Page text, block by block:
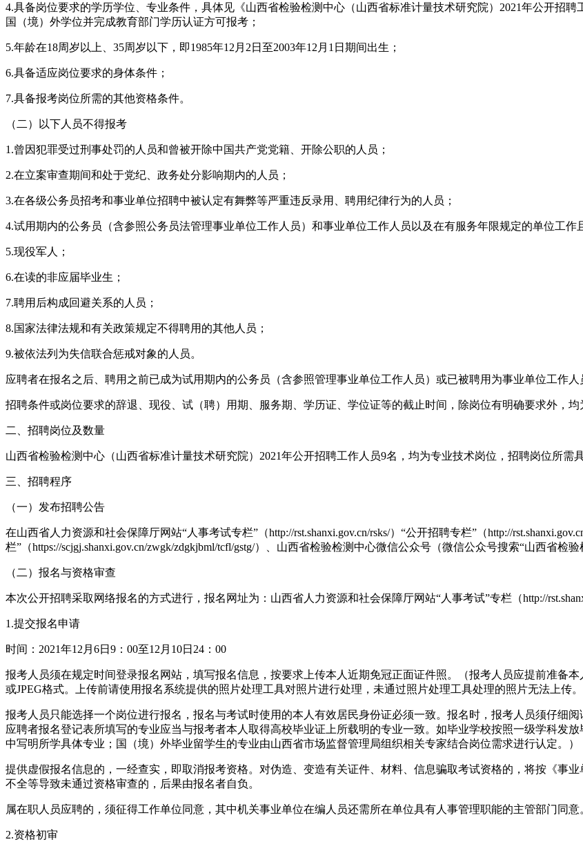
4.具备岗位要求的学历学位、专业条件，具体见《山西省检验检测中心（山西省标准计量技术研究院）2021年公开招
国（境）外学位并完成教育部门学历认证方可报考；
5.年龄在18周岁以上、35周岁以下，即1985年12月2日至2003年12月1日期间出生；
6.具备适应岗位要求的身体条件；
7.具备报考岗位所需的其他资格条件。
（二）以下人员不得报考
1.曾因犯罪受过刑事处罚的人员和曾被开除中国共产党党籍、开除公职的人员；
2.在立案审查期间和处于党纪、政务处分影响期内的人员；
3.在各级公务员招考和事业单位招聘中被认定有舞弊等严重违反录用、聘用纪律行为的人员；
4.试用期内的公务员（含参照公务员法管理事业单位工作人员）和事业单位工作人员以及在有服务年限规定的单位工作
5.现役军人；
6.在读的非应届毕业生；
7.聘用后构成回避关系的人员；
8.国家法律法规和有关政策规定不得聘用的其他人员；
9.被依法列为失信联合惩戒对象的人员。
应聘者在报名之后、聘用之前已成为试用期内的公务员（含参照管理事业单位工作人员）或已被聘用为事业单位工作人
招聘条件或岗位要求的辞退、现役、试（聘）用期、服务期、学历证、学位证等的截止时间，除岗位有明确要求外，均
二、招聘岗位及数量
山西省检验检测中心（山西省标准计量技术研究院）2021年公开招聘工作人员9名，均为专业技术岗位，招聘岗位所需
三、招聘程序
（一）发布招聘公告
在山西省人力资源和社会保障厅网站“人事考试专栏”（http://rst.shanxi.gov.cn/rsks/）“公开招聘专栏”（http://
栏”（https://scjgj.shanxi.gov.cn/zwgk/zdgkjbml/tcfl/gstg/）、山西省检验检测中心微信公众号（微信公众号搜索“山西省检
（二）报名与资格审查
本次公开招聘采取网络报名的方式进行，报名网址为：山西省人力资源和社会保障厅网站“人事考试”专栏（http://
1.提交报名申请
时间：2021年12月6日9：00至12月10日24：00
报考人员须在规定时间登录报名网站，填写报名信息，按要求上传本人近期免冠正面证件照。（报考人员应提前准备本
或JPEG格式。上传前请使用报名系统提供的照片处理工具对照片进行处理，未通过照片处理工具处理的照片无法上传。
报考人员只能选择一个岗位进行报名，报名与考试时使用的本人有效居民身份证必须一致。报名时，报考人员须仔细
应聘者报名登记表所填写的专业应当与报考者本人取得高校毕业证上所载明的专业一致。如毕业学校按照一级学科发
中写明所学具体专业；国（境）外毕业留学生的专业由山西省市场监督管理局组织相关专家结合岗位需求进行认定。）
提供虚假报名信息的，一经查实，即取消报考资格。对伪造、变造有关证件、材料、信息骗取考试资格的，将按《事
不全等导致未通过资格审查的，后果由报名者自负。
属在职人员应聘的，须征得工作单位同意，其中机关事业单位在编人员还需所在单位具有人事管理职能的主管部门同意
2.资格初审